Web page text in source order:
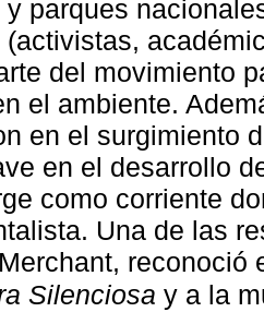
y parques
(activistas,
del movimiento
el ambiente.
en el surgimiento
en el desarrollo
como corriente
Una de las
reconoció
Silenciosa y a la